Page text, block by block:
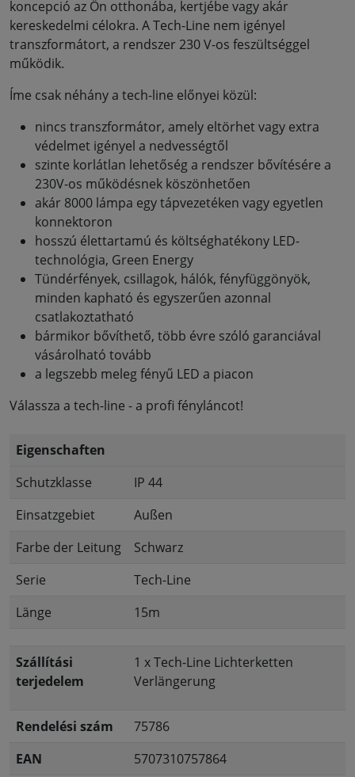
koncepció az Ön otthonába, kertjébe vagy akár
kereskedelmi célokra. A Tech-Line nem igényel
transzformátort, a rendszer 230 V-os feszültséggel
működik.
Íme csak néhány a tech-line előnyei közül:
nincs transzformátor, amely eltörhet vagy extra
védelmet igényel a nedvességtől
szinte korlátlan lehetőség a rendszer bővítésére a
230V-os működésnek köszönhetően
akár 8000 lámpa egy tápvezetéken vagy egyetlen
konnektoron
hosszú élettartamú és költséghatékony LED-
technológia, Green Energy
Tündérfények, csillagok, hálók, fényfüggönyök,
minden kapható és egyszerűen azonnal
csatlakoztatható
bármikor bővíthető, több évre szóló garanciával
vásárolható tovább
a legszebb meleg fényű LED a piacon
Válassza a tech-line - a profi fényláncot!
Eigenschaften
Schutzklasse
IP 44
Einsatzgebiet
Außen
Farbe der Leitung
Schwarz
Serie
Tech-Line
Länge
15m
Szállítási
terjedelem
1 x Tech-Line Lichterketten
Verlängerung
Rendelési szám
75786
EAN
5707310757864